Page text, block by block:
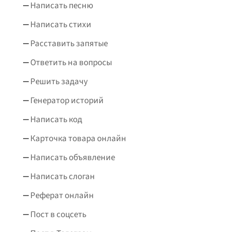
Написать песню
Написать стихи
Расставить запятые
Ответить на вопросы
Решить задачу
Генератор историй
Написать код
Карточка товара онлайн
Написать объявление
Написать слоган
Реферат онлайн
Пост в соцсеть